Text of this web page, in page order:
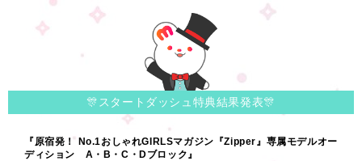
🎊スタートダッシュ特典結果発表🎊
『原宿発！ No.1おしゃれGIRLSマガジン『Zipper』専属モデルオー
ディション A・B・C・Dブロック』